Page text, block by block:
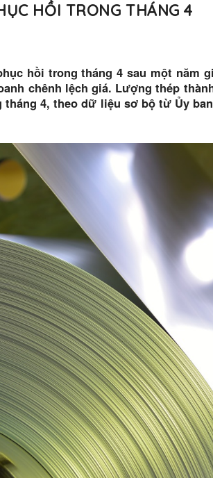
HỒI TRONG THÁNG 4
hồi trong tháng 4 sau một năm
chênh lệch giá. Lượng thép
4, theo dữ liệu sơ bộ từ Ủy